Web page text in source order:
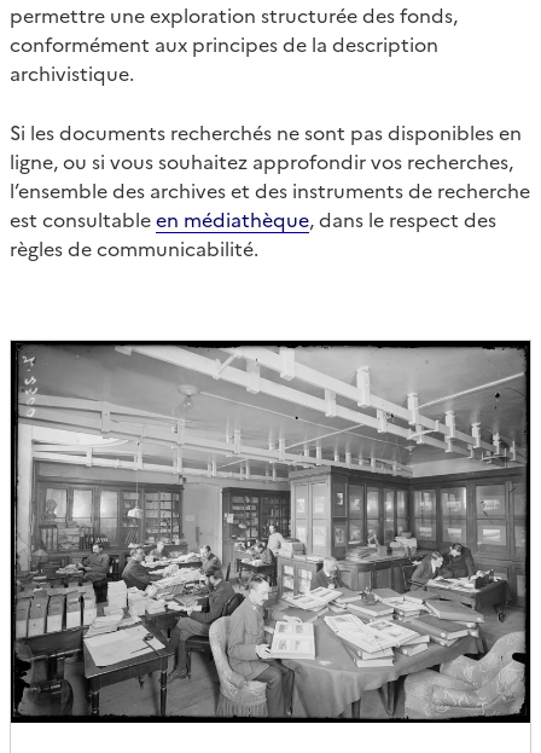
permettre une exploration structurée des fonds,
conformément aux principes de la description
archivistique.
Si les documents recherchés ne sont pas disponibles en
ligne, ou si vous souhaitez approfondir vos recherches,
l’ensemble des archives et des instruments de recherche
est consultableen médiathèque, dans le respect des
règles de communicabilité.